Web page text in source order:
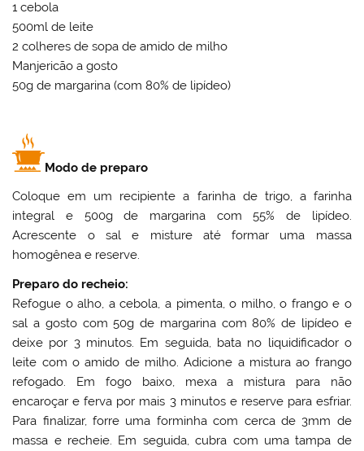
1 cebola
500ml de leite
2 colheres de sopa de amido de milho
Manjericão a gosto
50g de margarina (com 80% de lipídeo)
Modo de preparo
Coloque em um recipiente a farinha de trigo, a farinha
integral e 500g de margarina com 55% de lipídeo.
Acrescente o sal e misture até formar uma massa
homogênea e reserve.
Preparo do recheio:
Refogue o alho, a cebola, a pimenta, o milho, o frango e o
sal a gosto com 50g de margarina com 80% de lipídeo e
deixe por 3 minutos. Em seguida, bata no liquidificador o
leite com o amido de milho. Adicione a mistura ao frango
refogado. Em fogo baixo, mexa a mistura para não
encaroçar e ferva por mais 3 minutos e reserve para esfriar.
Para finalizar, forre uma forminha com cerca de 3mm de
massa e recheie. Em seguida, cubra com uma tampa de